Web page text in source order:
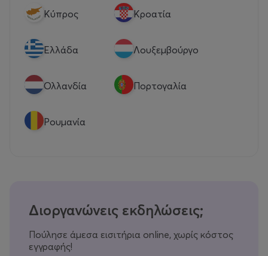
Κύπρος Κροατία
Eλλάδα Λουξεμβούργο
Ολλανδία Πορτογαλία
Ρουμανία
Διοργανώνεις εκδηλώσεις;
Πούλησε άμεσα εισιτήρια online, χωρίς κόστος
εγγραφής!